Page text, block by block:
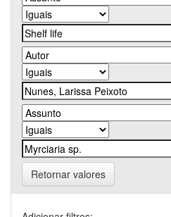
Retornar valores